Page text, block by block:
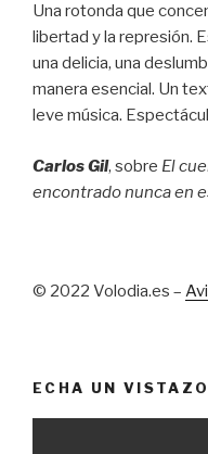
Una rotonda que
libertad y la represión.
una delicia, una
manera esencial. Un
leve música.
Carlos Gil, sobre El
encontrado nunca en
© 2022 Volodia.es –
ECHA UN VISTAZO